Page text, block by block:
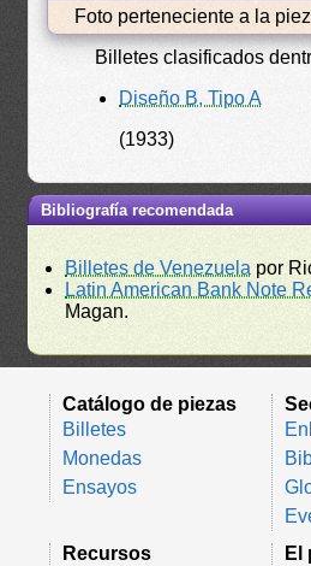
Foto perteneciente a la
Billetes clasificados
Diseño B, Tipo A
(1933)
Bibliografía recomendada
Billetes de Venezuela por
Latin American Bank Note
Magan.
Catálogo de piezas
Billetes
Monedas
Ensayos
Recursos
El